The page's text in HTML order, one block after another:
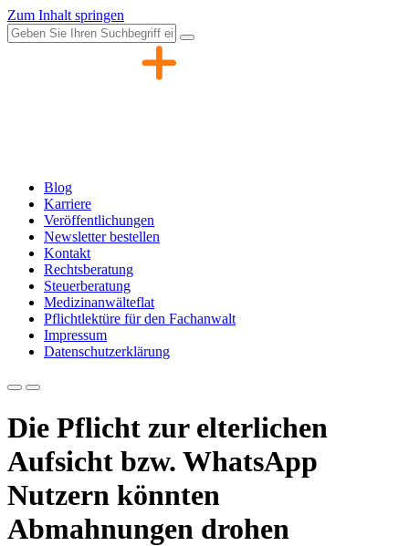
Zum Inhalt springen
Blog
Karriere
Veröffentlichungen
Newsletter bestellen
Kontakt
Rechtsberatung
Steuerberatung
Medizinanwälteflat
Pflichtlektüre für den Fachanwalt
Impressum
Datenschutzerklärung
Die Pflicht zur elterlichen
Aufsicht bzw. WhatsApp
Nutzern könnten
Abmahnungen drohen